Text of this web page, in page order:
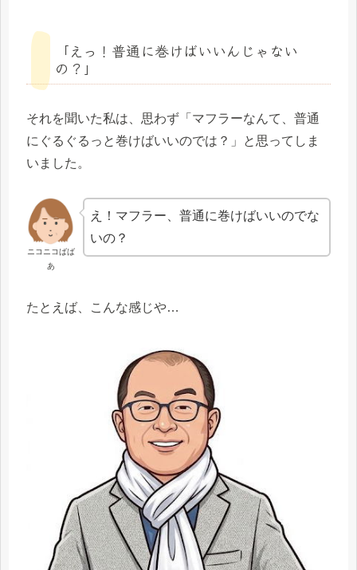
「えっ！普通に巻けばいいんじゃない
の？」
それを聞いた私は、思わず「マフラーなんて、普通
にぐるぐるっと巻けばいいのでは？」と思ってしま
いました。
ニコニコばば
あ
え！マフラー、普通に巻けばいいのでな
いの？
たとえば、こんな感じや…